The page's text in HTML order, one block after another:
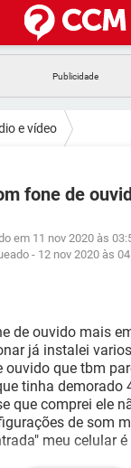
GMAIL
GMAIL
EXCEL
GMAIL
EXCEL
GMAIL
e vídeo
fone de
em 11 nov 2020 às
- 12 nov 2020 às
de ouvido mais
já instalei
ouvido que tbm
tinha demorado
que comprei ele
de som
meu celular